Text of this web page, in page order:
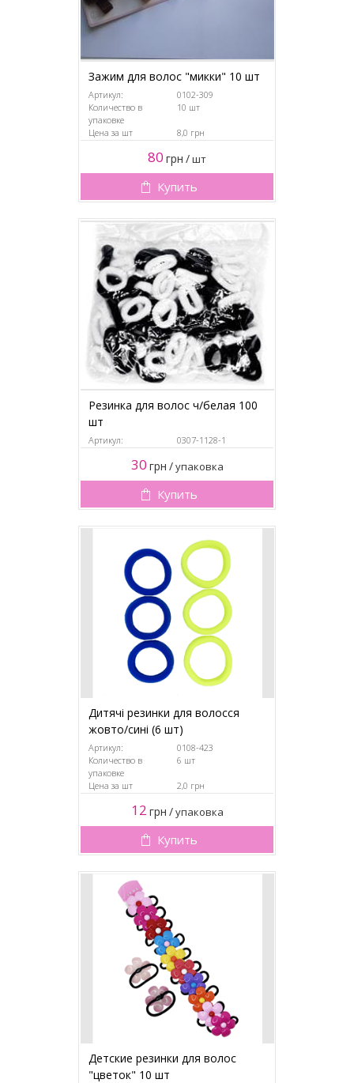
Зажим для волос "микки" 10 шт
Артикул:
0102-309
Количество в
упаковке
10 шт
Цена за шт 8,0 грн
80 грн /шт
Купить
Резинка для волос ч/белая 100
шт
Артикул: 0307-1128-1
30 грн /упаковка
Купить
Дитячі резинки для волосся
жовто/сині (6 шт)
Артикул:
0108-423
Количество в
упаковке
6 шт
Цена за шт 2,0 грн
12 грн /упаковка
Купить
Детские резинки для волос
"цветок" 10 шт